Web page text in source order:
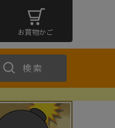
お買物かご
検索